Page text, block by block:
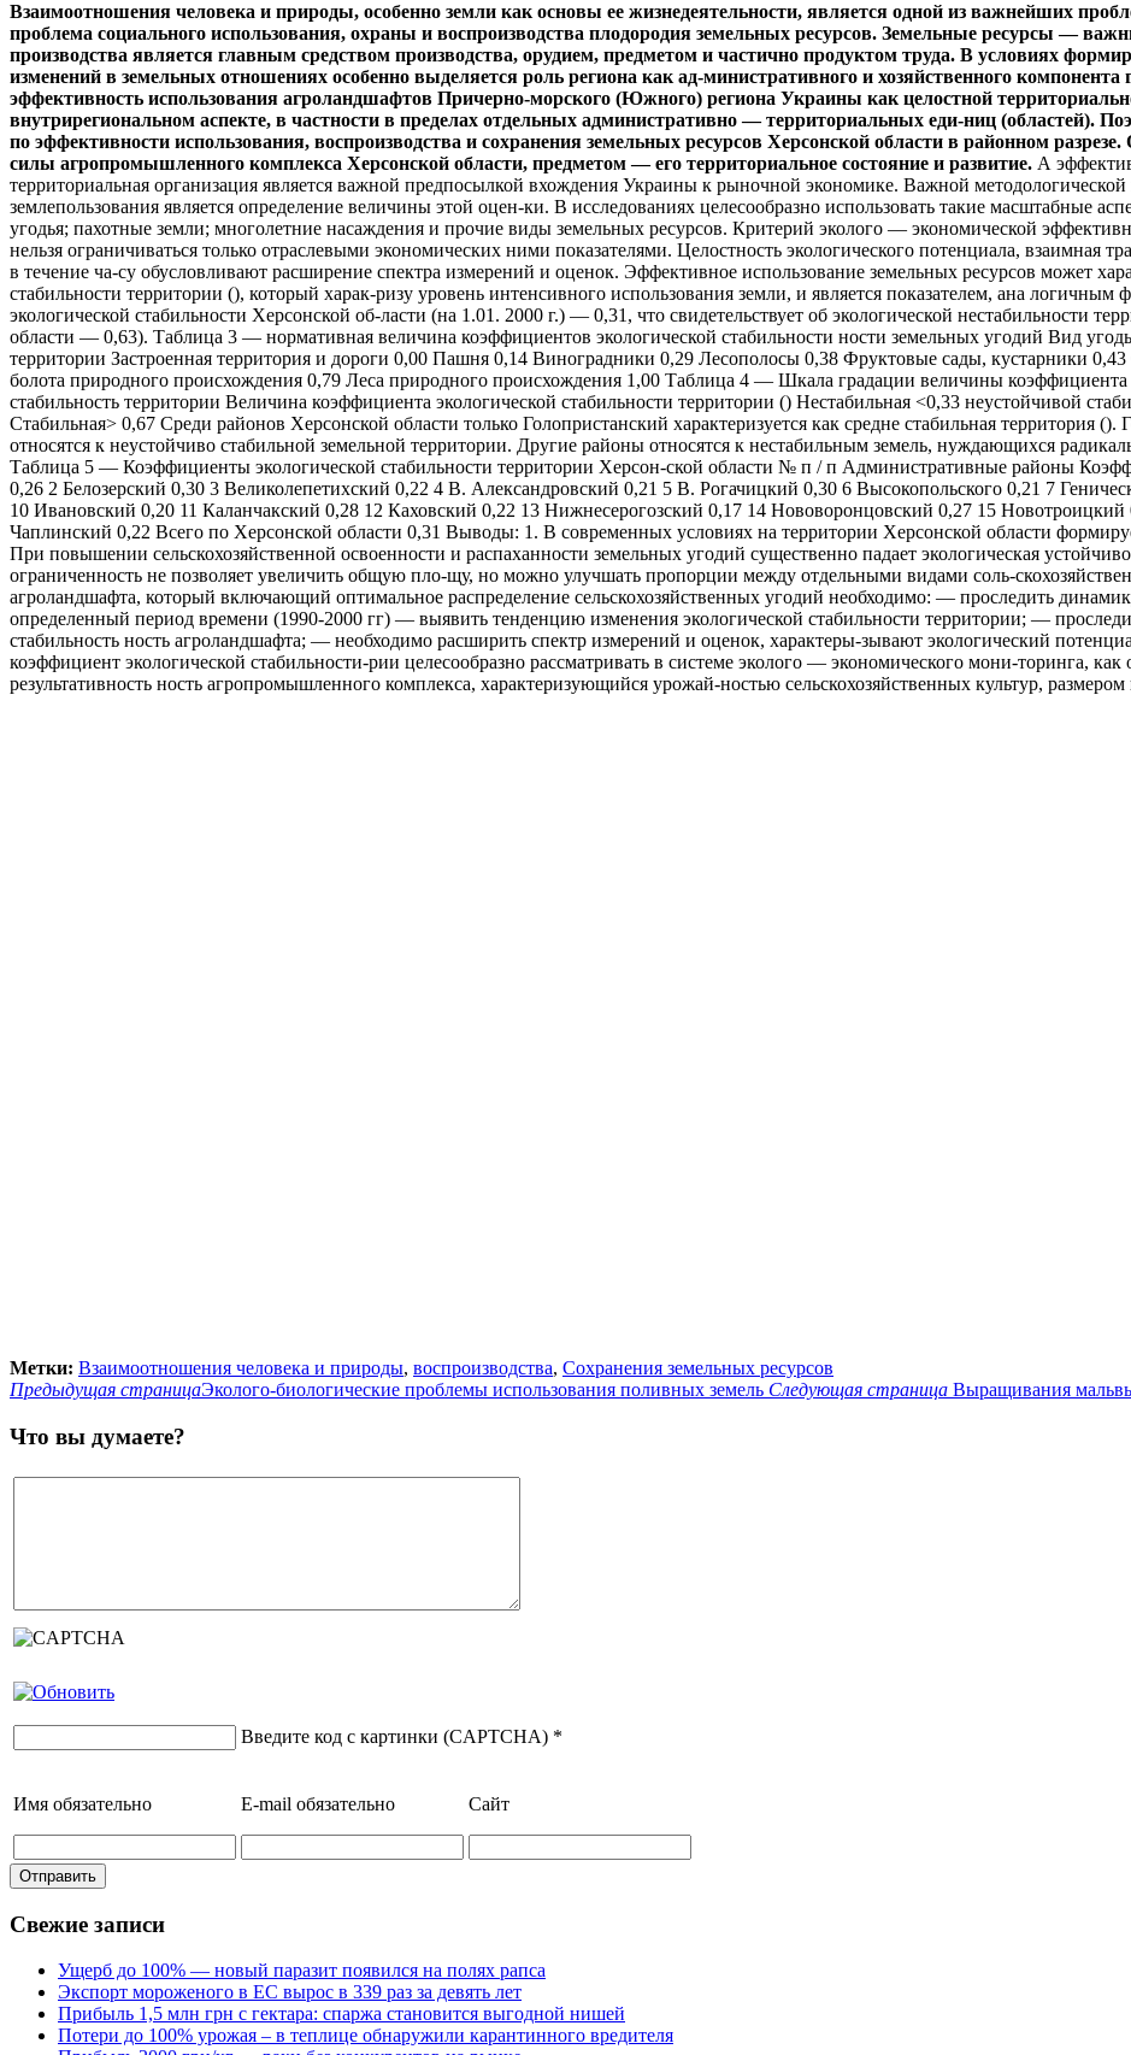
Взаимоотношения человека и природы, особенно земли как основы ее жизнедеятельности, является одной из важнейших
проблема социального использования, охраны и воспроизводства плодородия земельных ресурсов. Земельные ресурсы —
производства является главным средством производства, орудием, предметом и частично продуктом труда. В условиях
изменений в земельных отношениях особенно выделяется роль региона как ад-министративного и хозяйственного
эффективность использования агроландшафтов Причерно-морского (Южного) региона Украины как целостной
внутрирегиональном аспекте, в частности в пределах отдельных административно — территориальных еди-ниц (областей).
по эффективности использования, воспроизводства и сохранения земельных ресурсов Херсонской области в районном
силы агропромышленного комплекса Херсонской области, предметом — его территориальное состояние и развитие. А
территориальная организация является важной предпосылкой вхождения Украины к рыночной экономике. Важной
землепользования является определение величины этой оцен-ки. В исследованиях целесообразно использовать такие масштабные
угодья; пахотные земли; многолетние насаждения и прочие виды земельных ресурсов. Критерий эколого — экономической
нельзя ограничиваться только отраслевыми экономических ними показателями. Целостность экологического потенциала, взаимная
в течение ча-су обусловливают расширение спектра измерений и оценок. Эффективное использование земельных ресурсов может
стабильности территории (), который харак-ризу уровень интенсивного использования земли, и является показателем, ана
экологической стабильности Херсонской об-ласти (на 1.01. 2000 г.) — 0,31, что свидетельствует об экологической нестабильности
области — 0,63). Таблица 3 — нормативная величина коэффициентов экологической стабильности ности земельных угодий Вид
территории Застроенная территория и дороги 0,00 Пашня 0,14 Виноградники 0,29 Лесополосы 0,38 Фруктовые сады, кустарники
болота природного происхождения 0,79 Леса природного происхождения 1,00 Таблица 4 — Шкала градации величины коэффициента
стабильность территории Величина коэффициента экологической стабильности территории () Нестабильная <0,33 неустойчивой
Стабильная> 0,67 Среди районов Херсонской области только Голопристанский характеризуется как средне стабильная
относятся к неустойчиво стабильной земельной территории. Другие районы относятся к нестабильным земель, нуждающихся
Таблица 5 — Коэффициенты экологической стабильности территории Херсон-ской области № п / п Административные районы
0,26 2 Белозерский 0,30 3 Великолепетихский 0,22 4 В. Александровский 0,21 5 В. Рогачицкий 0,30 6 Высокопольского 0,21 7
10 Ивановский 0,20 11 Каланчакский 0,28 12 Каховский 0,22 13 Нижнесерогозский 0,17 14 Нововоронцовский 0,27 15
Чаплинский 0,22 Всего по Херсонской области 0,31 Выводы: 1. В современных условиях на территории Херсонской области
При повышении сельскохозяйственной освоенности и распаханности земельных угодий существенно падает экологическая
ограниченность не позволяет увеличить общую пло-щу, но можно улучшать пропорции между отдельными видами соль-
агроландшафта, который включающий оптимальное распределение сельскохозяйственных угодий необходимо: — проследить
определенный период времени (1990-2000 гг) — выявить тенденцию изменения экологической стабильности территории; —
стабильность ность агроландшафта; — необходимо расширить спектр измерений и оценок, характеры-зывают экологический
коэффициент экологической стабильности-рии целесообразно рассматривать в системе эколого — экономического мони-торинга,
результативность ность агропромышленного комплекса, характеризующийся урожай-ностью сельскохозяйственных культур,
Метки: Взаимоотношения человека и природы, воспроизводства, Сохранения земельных ресурсов
Предыдущая страницаЭколого-биологические проблемы использования поливных земель Следующая страница Выращивания
Что вы думаете?
Введите код с картинки (CAPTCHA) *
Имя обязательно E-mail обязательно Сайт
Свежие записи
Ущерб до 100% — новый паразит появился на полях рапса
Экспорт мороженого в ЕС вырос в 339 раз за девять лет
Прибыль 1,5 млн грн с гектара: спаржа становится выгодной нишей
Потери до 100% урожая – в теплице обнаружили карантинного вредителя